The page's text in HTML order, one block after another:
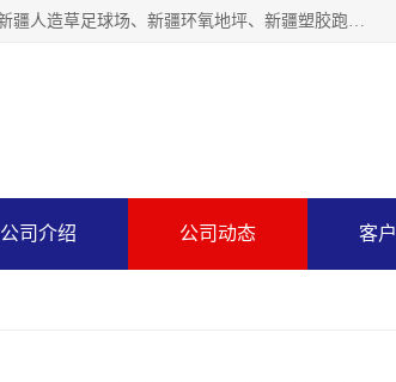
乌鲁木齐市辉煌大地商贸有限公司专注新疆悬浮拼装地板、新疆塑胶运动地板、新疆人造草足球场、新疆环氧地坪、新疆塑胶跑道、新疆舞蹈地板的地面材料供应商。质量优，价格佳，欢迎咨询。
公司介绍 公司动态 客